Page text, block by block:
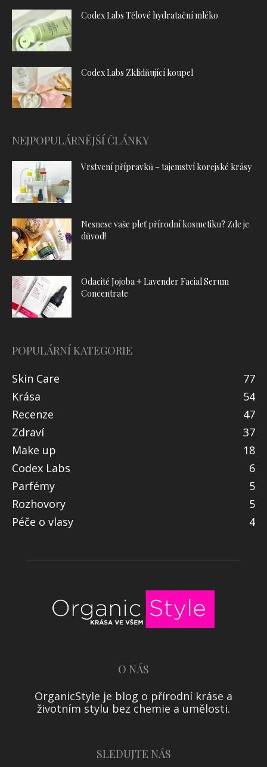
Codex Labs Tělové hydratační mléko
Codex Labs Zklidňující koupel
NEJPOPULÁRNĚJŠÍ ČLÁNKY
Vrstvení přípravků – tajemství korejské krásy
Nesnese vaše pleť přírodní kosmetiku? Zde je
důvod!
Odacité Jojoba + Lavender Facial Serum
Concentrate
POPULÁRNÍ KATEGORIE
Skin Care
77
Krása
54
Recenze
47
Zdraví
37
Make up
18
Codex Labs
6
Parfémy
5
Rozhovory
5
Péče o vlasy
4
O NÁS
OrganicStyle je blog o přírodní kráse a
životním stylu bez chemie a umělosti.
SLEDUJTE NÁS